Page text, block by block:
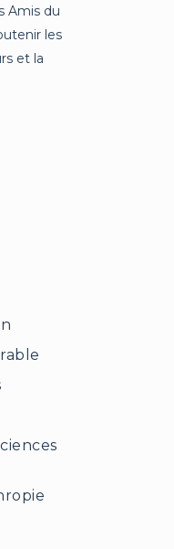
Amis du
les
et la